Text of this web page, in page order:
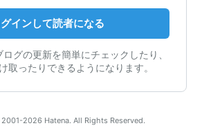
インして読者になる
グの更新を簡単にチェックしたり、
取ったりできるようになります。
2026 Hatena. All Rights Reserved.